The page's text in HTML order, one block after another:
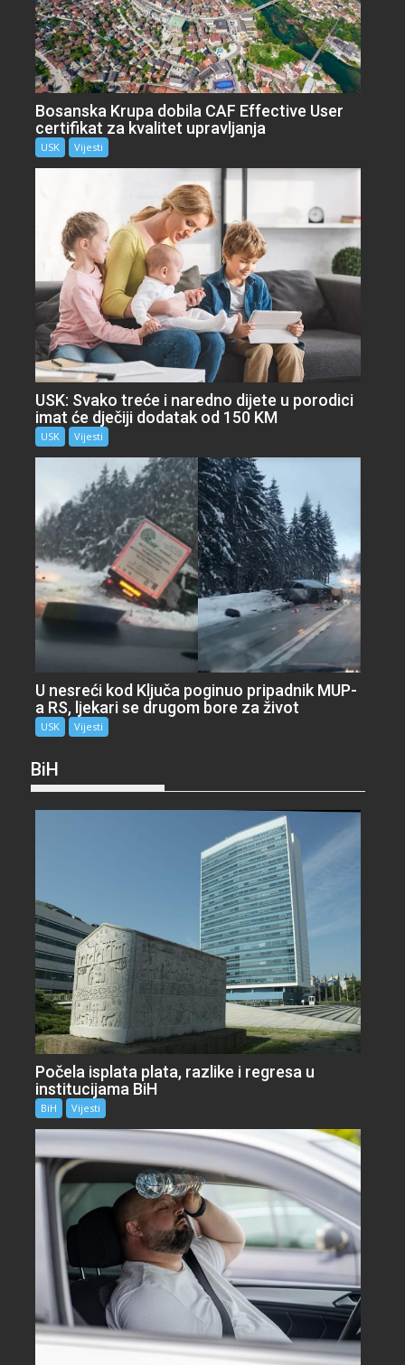
Bosanska Krupa dobila CAF Effective User
certifikat za kvalitet upravljanja
USK Vijesti
USK: Svako treće i naredno dijete u porodici
imat će dječiji dodatak od 150 KM
USK Vijesti
U nesreći kod Ključa poginuo pripadnik MUP-
a RS, ljekari se drugom bore za život
USK Vijesti
BiH
Počela isplata plata, razlike i regresa u
institucijama BiH
BiH Vijesti